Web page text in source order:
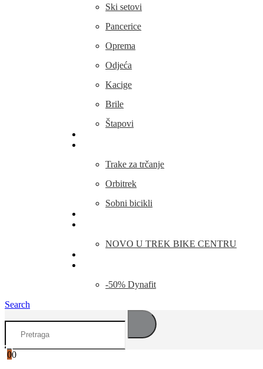
Ski setovi
Pancerice
Oprema
Odjeća
Kacige
Brile
Štapovi
Trake za trčanje
Orbitrek
Sobni bicikli
NOVO U TREK BIKE CENTRU
-50% Dynafit
Search
00